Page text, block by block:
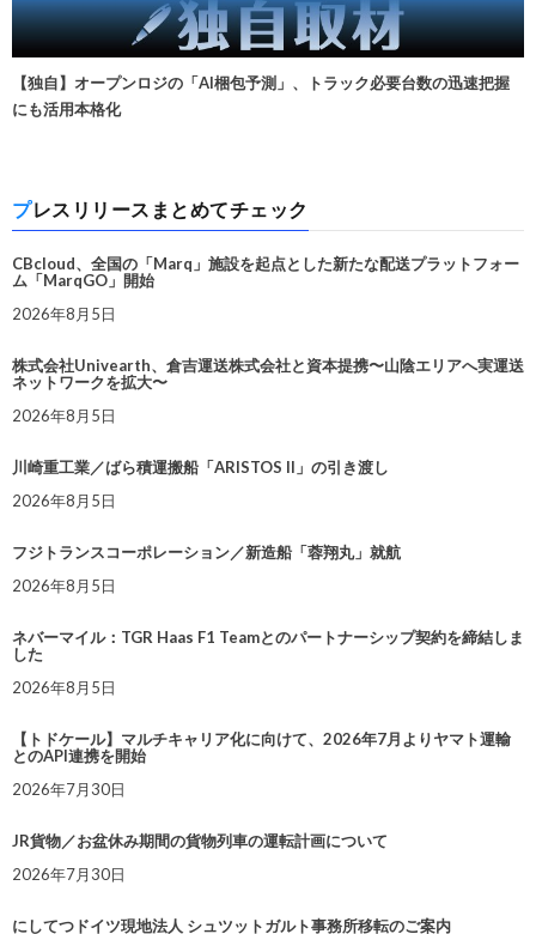
【独自】オープンロジの「AI梱包予測」、トラック必要台数の迅速把握
にも活用本格化
プレスリリースまとめてチェック
CBcloud、全国の「Marq」施設を起点とした新たな配送プラットフォー
ム「MarqGO」開始
2026年8月5日
株式会社Univearth、倉吉運送株式会社と資本提携〜山陰エリアへ実運送
ネットワークを拡大〜
2026年8月5日
川崎重工業／ばら積運搬船「ARISTOS II」の引き渡し
2026年8月5日
フジトランスコーポレーション／新造船「蓉翔丸」就航
2026年8月5日
ネバーマイル：TGR Haas F1 Teamとのパートナーシップ契約を締結しま
した
2026年8月5日
【トドケール】マルチキャリア化に向けて、2026年7月よりヤマト運輸
とのAPI連携を開始
2026年7月30日
JR貨物／お盆休み期間の貨物列車の運転計画について
2026年7月30日
にしてつドイツ現地法人 シュツットガルト事務所移転のご案内